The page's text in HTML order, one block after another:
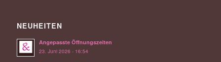
NEUHEITEN
Angepasste Öffnungszeiten
23. Juni 2026 - 16:54